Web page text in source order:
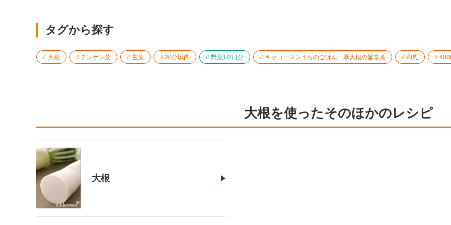
タグから探す
大根 チンゲン菜 主菜 20分以内 野菜1/2日分 キッコーマンうちのごはん 豚大根の旨辛煮 和風
大根を使ったそのほかのレシピ
大根